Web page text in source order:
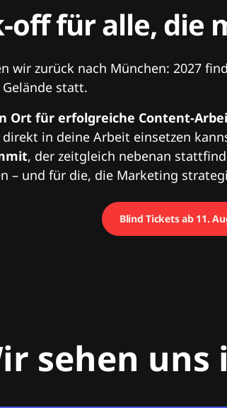
off für alle,
wir zurück nach München: 2027
statt.
Ort für erfolgreiche Content-
in deine Arbeit einsetzen
, der zeitgleich nebenan
– und für die, die Marketing
Blind Tickets ab 11.
sehen uns